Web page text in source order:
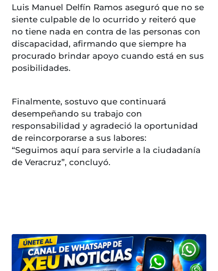
Luis Manuel Delfín Ramos aseguró que no se
siente culpable de lo ocurrido y reiteró que
no tiene nada en contra de las personas con
discapacidad, afirmando que siempre ha
procurado brindar apoyo cuando está en sus
posibilidades.
Finalmente, sostuvo que continuará
desempeñando su trabajo con
responsabilidad y agradeció la oportunidad
de reincorporarse a sus labores:
“Seguimos aquí para servirle a la ciudadanía
de Veracruz”, concluyó.